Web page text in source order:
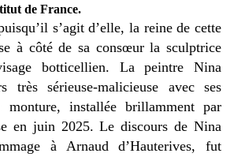
de France.
s’agit d’elle, la reine de cette
à côté de sa consœur la sculptrice
botticellien. La peintre Nina
très sérieuse-malicieuse avec ses
monture, installée brillamment par
en juin 2025. Le discours de Nina
à Arnaud d’Hauterives, fut